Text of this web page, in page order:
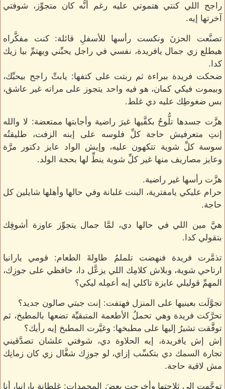
راجح اللي كنتي هتموتي عليه رغم أنُّه كان متجوِّز، شوفتي
آخرتها إيه.
تصنَّعت الحزنَ ونكست رأسها للأسفلِ قائلة: كنت مفكَّراه
هيطلع زي جمال يافريدة، نفسي في راجل يحبِّني ويهتمِّ بيا زيك
كدا.
ضحكت فريدة ببراءة ثم ربتت على كتفها: يابتِّ راجح بيحبِّك،
وبيموت فيكي كمان، هو فيه واحد يتجوز على مراته غير عاشق،
بس ضغوطِك عليه دي غلط.
هزَّت جسدها تلُّوحُ بكفَّيها غيرَ راضية وأجابتها ممتعضة: لا والله
إنتِ متعرفيش حاجة كلِّ فلوسه على إبنه الزفت، طليقتُه
سوسة كلِّ شوية تتكهون عليه، وإيش الواد عايز دكتور مرَّة
وعايز مصاريف منها غير كلِّ شوية ينطِّ لها بحجة الولد.
هزَّت رأسها غير راضية.
حرام عليكي يامفترية، البنت غلبانة وفي حالها وأهلها شايلين كل
حاجة.
هيَّ مين اللي في حالها دي، لمَّا جمال يتجوِّز عاوزة أشوفِك
بتقولي كدا.
تذمَّرت فريدة فنهضت تلملمُ طاولةَ الطعام: قومي يارانيا
ارتاحي شوية، وبلاش كلامِك اللي يزعَّل دا، حافظي على جوزِك،
المهمِّ قوليلي عايزة تاكلي إيه أعمِله ليكي؟
تجوَّلَت بعينيها على المنزل فهتفت: إنت جبتي صالون جديد؟
تحرَّكت فريدة وهي تحملُ الأطعمة المتبقيِّة تضعها بالمطبخ، ثم
توقَّقت تشيرُ إليها على مطبخها: وغيَّرت المطبخ إيه رأيك؟
إش إش يافريدة، إيه الحلاوة دي، شوفتي علشان تصدَّقيني
تجارة السمك دي بتكسِّب إزاي، لو جوزِك شغَّال زي كان زمانِك
مش لاقية حاجة.
توجَّهت إلى ثلاجتها وأخرجت بعضَ المجمدات: غلطانة يارانيا، أنا